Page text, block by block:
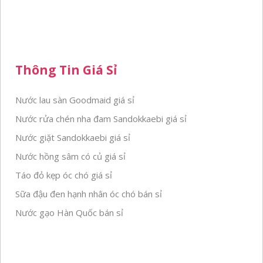
Thông Tin Giá Sỉ
Nước lau sàn Goodmaid giá sỉ
Nước rửa chén nha đam Sandokkaebi giá sỉ
Nước giặt Sandokkaebi giá sỉ
Nước hồng sâm có củ giá sỉ
Táo đỏ kẹp óc chó giá sỉ
Sữa đậu đen hạnh nhân óc chó bán sỉ
Nước gạo Hàn Quốc bán sỉ